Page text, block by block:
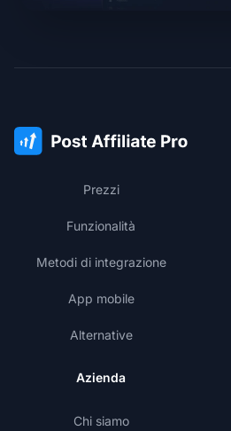
Prezzi
Funzionalità
Metodi di integrazione
App mobile
Alternative
Azienda
Chi siamo